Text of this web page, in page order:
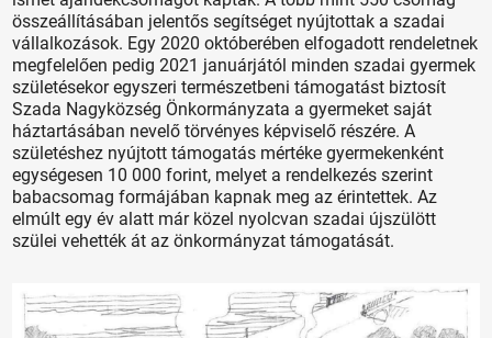
összeállításában jelentős segítséget nyújtottak a szadai
vállalkozások. Egy 2020 októberében elfogadott rendeletnek
megfelelően pedig 2021 januárjától minden szadai gyermek
születésekor egyszeri természetbeni támogatást biztosít
Szada Nagyközség Önkormányzata a gyermeket saját
háztartásában nevelő törvényes képviselő részére. A
születéshez nyújtott támogatás mértéke gyermekenként
egységesen 10 000 forint, melyet a rendelkezés szerint
babacsomag formájában kapnak meg az érintettek. Az
elmúlt egy év alatt már közel nyolcvan szadai újszülött
szülei vehették át az önkormányzat támogatását.